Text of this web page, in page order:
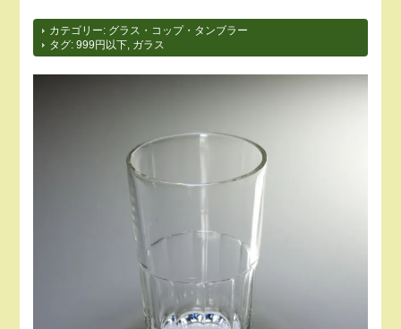
カテゴリー: グラス・コップ・タンブラー
タグ:999円以下 ガラス